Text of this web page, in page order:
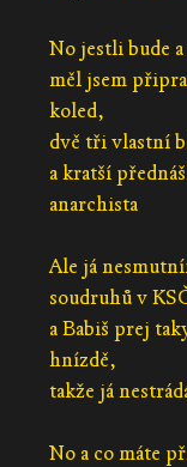
No jestli bude
měl jsem
koled,
dvě tři vlastní
a kratší
anarchista
Ale já
soudruhů v
a Babiš prej
hnízdě,
takže já
No a co máte